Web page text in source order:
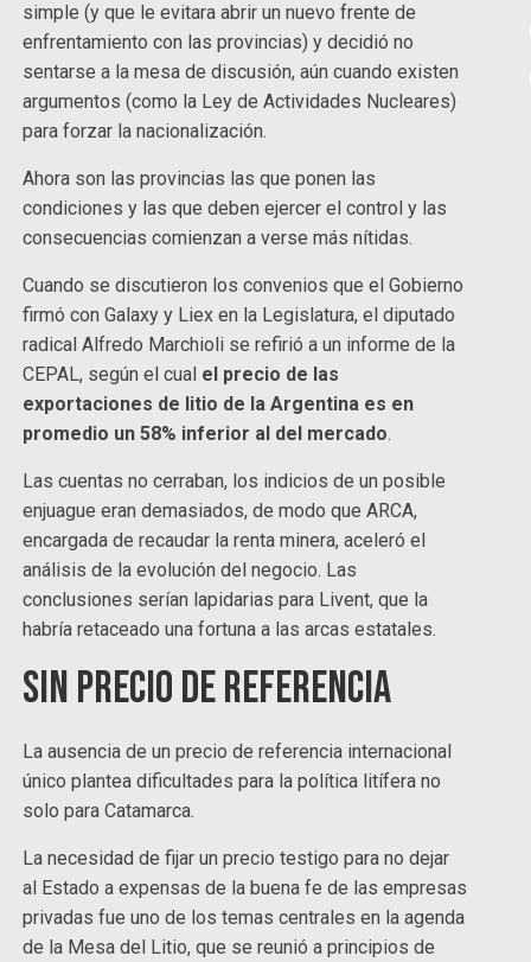
simple (y que le evitara abrir un nuevo frente de
enfrentamiento con las provincias) y decidió no
sentarse a la mesa de discusión, aún cuando existen
argumentos (como la Ley de Actividades Nucleares)
para forzar la nacionalización.
Ahora son las provincias las que ponen las
condiciones y las que deben ejercer el control y las
consecuencias comienzan a verse más nítidas.
Cuando se discutieron los convenios que el Gobierno
firmó con Galaxy y Liex en la Legislatura, el diputado
radical Alfredo Marchioli se refirió a un informe de la
CEPAL, según el cual el precio de las
exportaciones de litio de la Argentina es en
promedio un 58% inferior al del mercado.
Las cuentas no cerraban, los indicios de un posible
enjuague eran demasiados, de modo que ARCA,
encargada de recaudar la renta minera, aceleró el
análisis de la evolución del negocio. Las
conclusiones serían lapidarias para Livent, que la
habría retaceado una fortuna a las arcas estatales.
Sin precio de referencia
La ausencia de un precio de referencia internacional
único plantea dificultades para la política litífera no
solo para Catamarca.
La necesidad de fijar un precio testigo para no dejar
al Estado a expensas de la buena fe de las empresas
privadas fue uno de los temas centrales en la agenda
de la Mesa del Litio, que se reunió a principios de